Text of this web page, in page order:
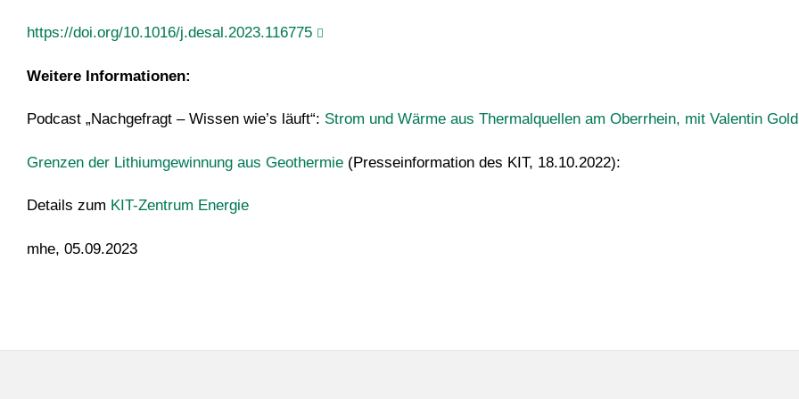
https://doi.org/10.1016/j.desal.2023.116775
Weitere Informationen:
Podcast „Nachgefragt – Wissen wie’s läuft“: Strom und Wärme aus Thermalquellen am Oberrhein, mit Valentin
Grenzen der Lithiumgewinnung aus Geothermie(Presseinformation des KIT, 18.10.2022):
Details zum KIT-Zentrum Energie
mhe, 05.09.2023